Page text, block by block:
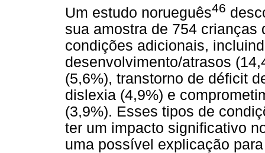
Um estudo norueguês46
sua amostra de 754
condições adicionais,
desenvolvimento/atrasos
(5,6%), transtorno de déficit
dislexia (4,9%) e
(3,9%). Esses tipos de
ter um impacto significativo
uma possível explicação